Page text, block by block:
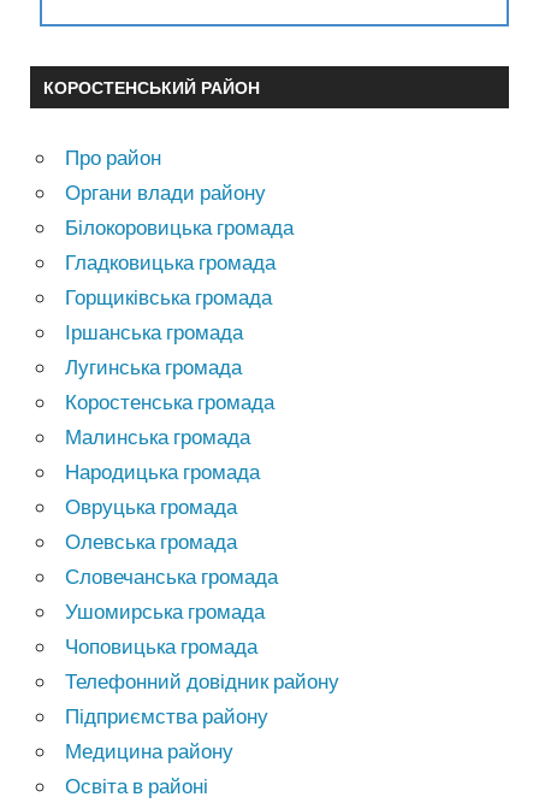
КОРОСТЕНСЬКИЙ РАЙОН
Про район
Органи влади району
Білокоровицька громада
Гладковицька громада
Горщиківська громада
Іршанська громада
Лугинська громада
Коростенська громада
Малинська громада
Народицька громада
Овруцька громада
Олевська громада
Словечанська громада
Ушомирська громада
Чоповицька громада
Телефонний довідник району
Підприємства району
Медицина району
Освіта в районі